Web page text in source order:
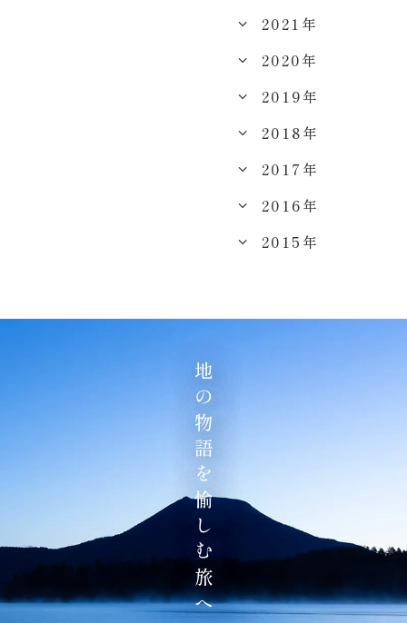
2021年
2020年
2019年
2018年
2017年
2016年
2015年
地の物語を愉しむ旅へ